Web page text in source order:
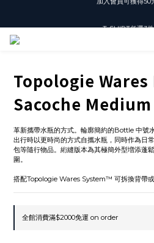
Topologie
Sacoche
革新攜帶水瓶的方式。輪廓簡約的Bottle 中號
出行時以更時尚的方式自攜水瓶，同時作為日
包等隨行物品。絎縫版本為其極簡外型増添蓬
圍。
搭配Topologie Wares System™ 可拆換背帶或
全館消費滿$2000免運 on order